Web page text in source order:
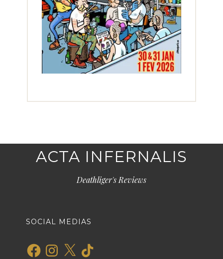
ACTA INFERNALIS
Deathliger's Reviews
SOCIAL MEDIAS
FacebookInstagram
X TikTok